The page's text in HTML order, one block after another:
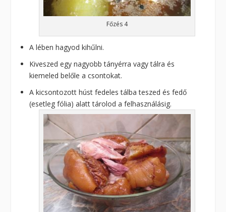
Főzés 4
A lében hagyod kihűlni.
Kiveszed egy nagyobb tányérra vagy tálra és
kiemeled belőle a csontokat.
A kicsontozott húst fedeles tálba teszed és fedő
(esetleg fólia) alatt tárolod a felhasználásig.